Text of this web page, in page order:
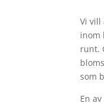
Vi vill
inom
runt.
som
En